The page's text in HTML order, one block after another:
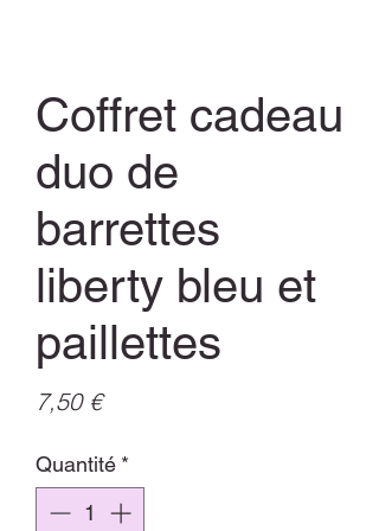
Coffret cadeau
duo de
barrettes
liberty bleu et
paillettes
7,50 €Prix
Quantité *